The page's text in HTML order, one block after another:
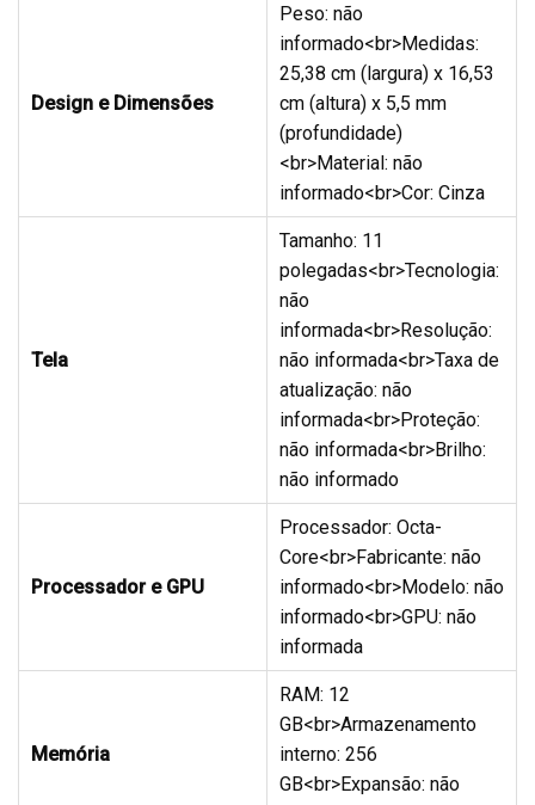
Design e Dimensões
Peso: não
informado<br>Medidas:
25,38 cm (largura) x 16,53
cm (altura) x 5,5 mm
(profundidade)
<br>Material: não
informado<br>Cor: Cinza
Tela
Tamanho: 11
polegadas<br>Tecnologia:
não
informada<br>Resolução:
não informada<br>Taxa de
atualização: não
informada<br>Proteção:
não informada<br>Brilho:
não informado
Processador e GPU
Processador: Octa-
Core<br>Fabricante: não
informado<br>Modelo: não
informado<br>GPU: não
informada
Memória
RAM: 12
GB<br>Armazenamento
interno: 256
GB<br>Expansão: não